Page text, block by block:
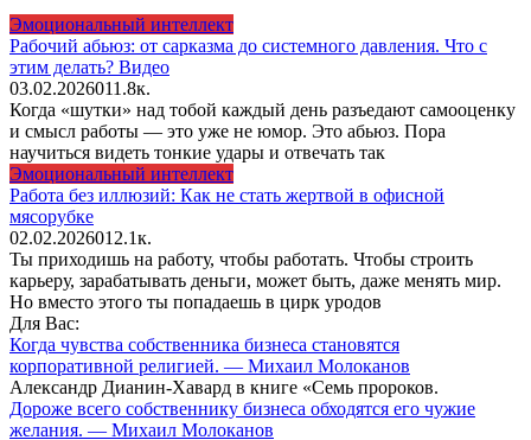
Эмоциональный интеллект
Рабочий абьюз: от сарказма до системного давления. Что с
этим делать? Видео
03.02.2026011.8к.
Когда «шутки» над тобой каждый день разъедают самооценку
и смысл работы — это уже не юмор. Это абьюз. Пора
научиться видеть тонкие удары и отвечать так
Эмоциональный интеллект
Работа без иллюзий: Как не стать жертвой в офисной
мясорубке
02.02.2026012.1к.
Ты приходишь на работу, чтобы работать. Чтобы строить
карьеру, зарабатывать деньги, может быть, даже менять мир.
Но вместо этого ты попадаешь в цирк уродов
Для Вас:
Когда чувства собственника бизнеса становятся
корпоративной религией. — Михаил Молоканов
Александр Дианин-Хавард в книге «Семь пророков.
Дороже всего собственнику бизнеса обходятся его чужие
желания. — Михаил Молоканов